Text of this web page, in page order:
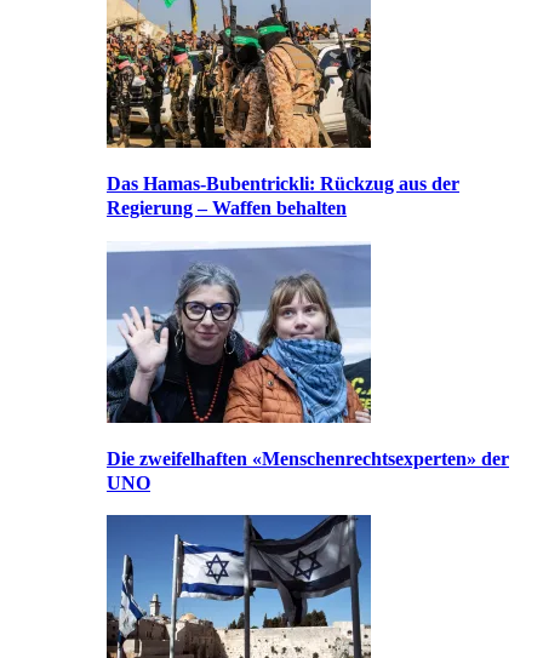
Das Hamas-Bubentrickli: Rückzug aus der
Regierung – Waffen behalten
Die zweifelhaften «Menschenrechtsexperten» der
UNO